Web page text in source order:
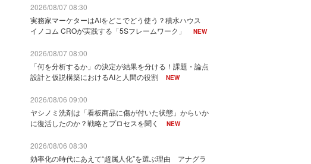
2026/08/07 08:30
実務家マーケターはAIをどこでどう使う？積水ハウス
イノコム CROが実践する「5Sフレームワーク」
NEW
2026/08/07 08:00
「何を分析するか」の決定が結果を分ける！課題・論点
設計と仮説構築におけるAIと人間の役割
NEW
2026/08/06 09:00
ヤシノミ洗剤は「看板商品に傷が付いた状態」からいか
に復活したのか？戦略とプロセスを聞く
NEW
2026/08/06 08:30
効率化の時代にあえて“超属人化”を選ぶ理由 アナグラ